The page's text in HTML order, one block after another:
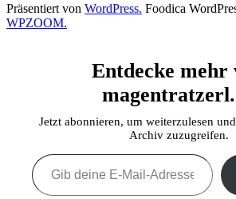
Präsentiert von WordPress. Foodica
WPZOOM.
Entdecke mehr
Jetzt abonnieren, um weiterzulesen
Archiv zuzugreifen.
Gib deine E-Mail-Adresse ein ...